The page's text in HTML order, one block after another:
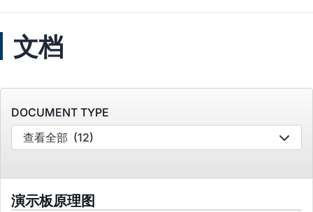
文档
DOCUMENT TYPE
查看全部 (12)
演示板原理图